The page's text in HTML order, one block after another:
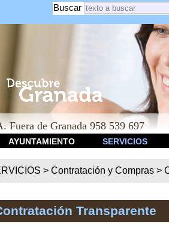
Buscar
de Granada 958 539 697
AYUNTAMIENTO SERVICIOS
>Contratación y Compras >
Transparente